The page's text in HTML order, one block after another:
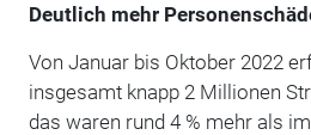
Deutlich mehr
Von Januar bis Oktober 2022
insgesamt knapp 2 Millionen
das waren rund 4 % mehr als